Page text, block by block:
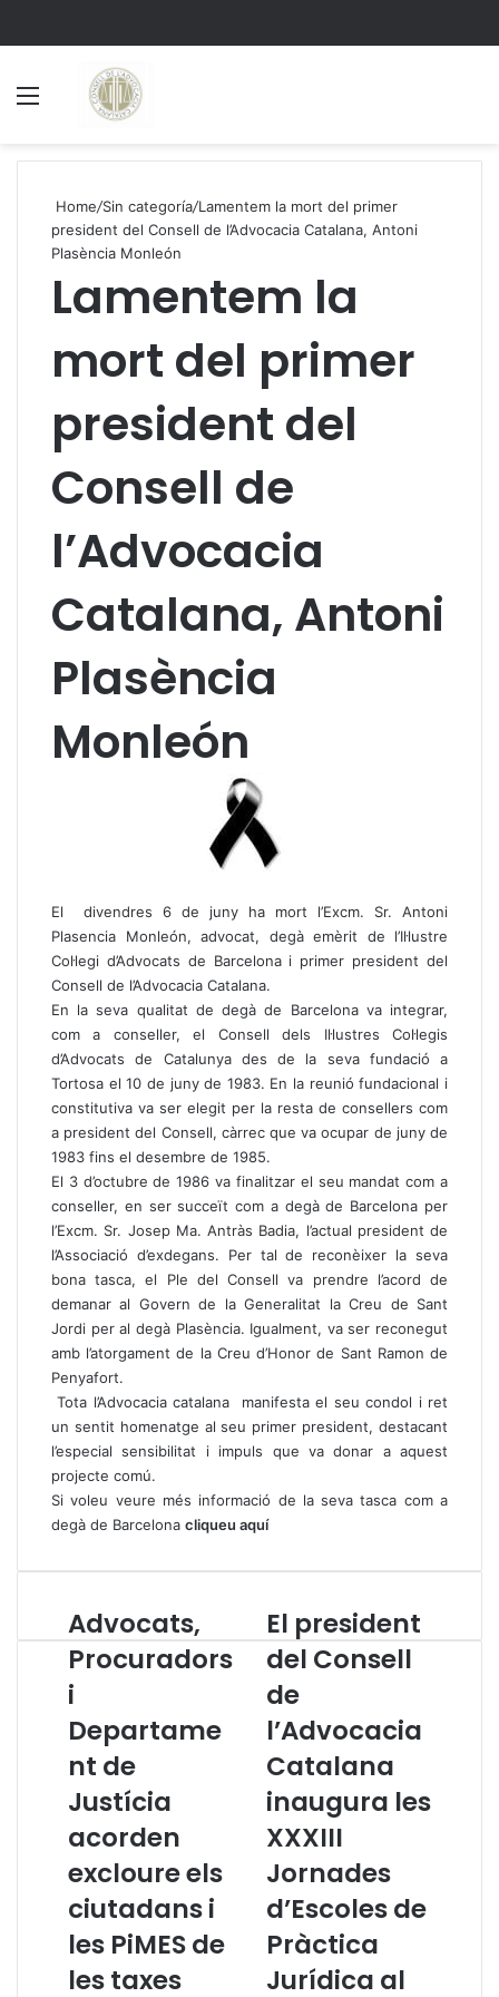
Home/Sin categoría/Lamentem la mort del primer
president del Consell de l’Advocacia Catalana, Antoni
Plasència Monleón
Lamentem la
mort del primer
president del
Consell de
l’Advocacia
Catalana, Antoni
Plasència
Monleón
El divendres 6 de juny ha mort l’Excm. Sr. Antoni
Plasencia Monleón, advocat, degà emèrit de l’Il·lustre
Col·legi d’Advocats de Barcelona i primer president del
Consell de l’Advocacia Catalana.
En la seva qualitat de degà de Barcelona va integrar,
com a conseller, el Consell dels Il·lustres Col·legis
d’Advocats de Catalunya des de la seva fundació a
Tortosa el 10 de juny de 1983. En la reunió fundacional i
constitutiva va ser elegit per la resta de consellers com
a president del Consell, càrrec que va ocupar de juny de
1983 fins el desembre de 1985.
El 3 d’octubre de 1986 va finalitzar el seu mandat com a
conseller, en ser succeït com a degà de Barcelona per
l’Excm. Sr. Josep Ma. Antràs Badia, l’actual president de
l’Associació d’exdegans. Per tal de reconèixer la seva
bona tasca, el Ple del Consell va prendre l’acord de
demanar al Govern de la Generalitat la Creu de Sant
Jordi per al degà Plasència. Igualment, va ser reconegut
amb l’atorgament de la Creu d’Honor de Sant Ramon de
Penyafort.
Tota l’Advocacia catalana manifesta el seu condol i ret
un sentit homenatge al seu primer president, destacant
l’especial sensibilitat i impuls que va donar a aquest
projecte comú.
Si voleu veure més informació de la seva tasca com a
degà de Barcelona cliqueu aquí
A
d
v
o
a
t
s
,
r
o
u
a
d
Advocats,
Procuradors
i
Departame
nt de
Justícia
acorden
excloure els
ciutadans i
les PiMES de
les taxes
E
l
p
r
i
d
n
t
d
l
C
o
n
El president
del Consell
de
l’Advocacia
Catalana
inaugura les
XXXIII
Jornades
d’Escoles de
Pràctica
Jurídica al